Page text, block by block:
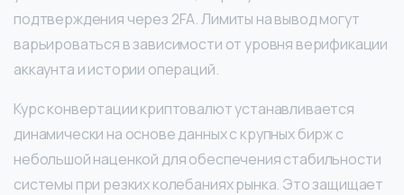
подтверждения через 2FA. Лимиты на вывод могут
варьироваться в зависимости от уровня верификации
аккаунта и истории операций.
Курс конвертации криптовалют устанавливается
динамически на основе данных с крупных бирж с
небольшой наценкой для обеспечения стабильности
системы при резких колебаниях рынка. Это защищает